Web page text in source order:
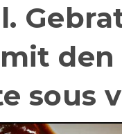
den
sous